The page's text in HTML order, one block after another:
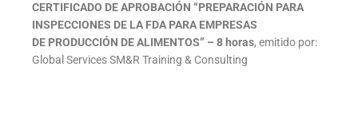
CERTIFICADO DE APROBACIÓN “PREPARACIÓN PARA
INSPECCIONES DE LA FDA PARA EMPRESAS
DE PRODUCCIÓN DE ALIMENTOS” – 8 horas, emitido por:
Global Services SM&R Training & Consulting